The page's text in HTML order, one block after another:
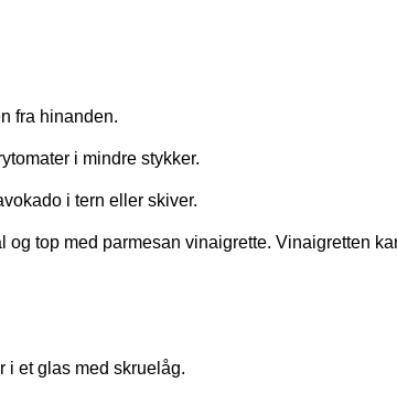
fra hinanden.
i mindre stykker.
i tern eller skiver.
og top med parmesan vinaigrette. Vinaigretten
i et glas med skruelåg.